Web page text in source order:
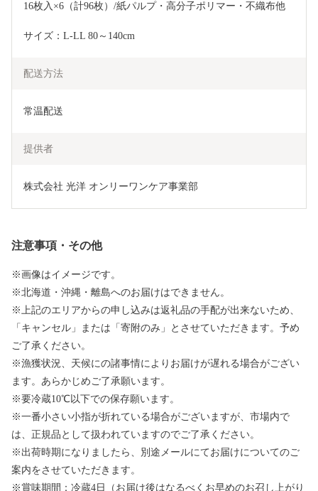
16枚入×6（計96枚）/紙パルプ・高分子ポリマー・不織布他
サイズ：L-LL 80～140cm
配送方法
常温配送
提供者
株式会社 光洋 オンリーワンケア事業部
注意事項・その他
※画像はイメージです。
※北海道・沖縄・離島へのお届けはできません。
※上記のエリアからの申し込みは返礼品の手配が出来ないため、
「キャンセル」または「寄附のみ」とさせていただきます。予め
ご了承ください。
※漁獲状況、天候にの諸事情によりお届けが遅れる場合がござい
ます。あらかじめご了承願います。
※要冷蔵10℃以下での保存願います。
※一番小さい小指が折れている場合がございますが、市場内で
は、正規品として扱われていますのでご了承ください。
※出荷時期になりましたら、別途メールにてお届けについてのご
案内をさせていただきます。
※賞味期間：冷蔵4日（お届け後はなるべくお早めのお召し上がり